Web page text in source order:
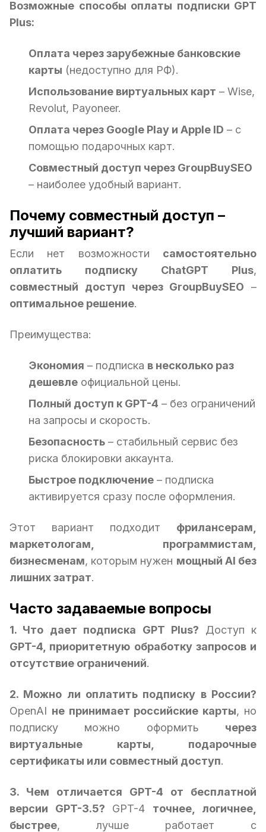
Возможные способы оплаты подписки GPT
Plus:
Оплата через зарубежные банковские
карты (недоступно для РФ).
Использование виртуальных карт – Wise,
Revolut, Payoneer.
Оплата через Google Play и Apple ID – с
помощью подарочных карт.
Совместный доступ через GroupBuySEO
– наиболее удобный вариант.
Почему совместный доступ –
лучший вариант?
Если нет возможности самостоятельно
оплатить подписку ChatGPT Plus,
совместный доступ через GroupBuySEO –
оптимальное решение.
Преимущества:
Экономия – подписка в несколько раз
дешевле официальной цены.
Полный доступ к GPT-4 – без ограничений
на запросы и скорость.
Безопасность – стабильный сервис без
риска блокировки аккаунта.
Быстрое подключение – подписка
активируется сразу после оформления.
Этот вариант подходит фрилансерам,
маркетологам, программистам,
бизнесменам, которым нужен мощный AI без
лишних затрат.
Часто задаваемые вопросы
1. Что дает подписка GPT Plus? Доступ к
GPT-4, приоритетную обработку запросов и
отсутствие ограничений.
2. Можно ли оплатить подписку в России?
OpenAI не принимает российские карты, но
подписку можно оформить через
виртуальные карты, подарочные
сертификаты или совместный доступ.
3. Чем отличается GPT-4 от бесплатной
версии GPT-3.5? GPT-4 точнее, логичнее,
быстрее, лучше работает с